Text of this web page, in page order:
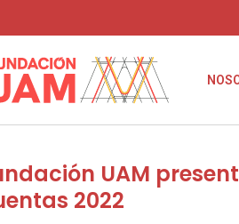
UAM
2022